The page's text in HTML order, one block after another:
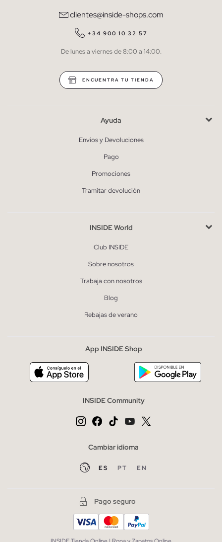
QUIERO SUSCRIBIRME
* Puedes cancelar la suscripción en cualquier momento.
clientes@inside-shops.com
+34 900 10 32 57
De lunes a viernes de 8:00 a 14:00.
ENCUENTRA TU TIENDA
Ayuda
Envíos y Devoluciones
Pago
Promociones
Tramitar devolución
INSIDE World
Club INSIDE
Sobre nosotros
Trabaja con nosotros
Blog
Rebajas de verano
App INSIDE Shop
INSIDE Community
Cambiar idioma
ES PT EN
Pago seguro